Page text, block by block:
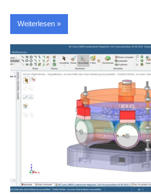
Weiterlesen